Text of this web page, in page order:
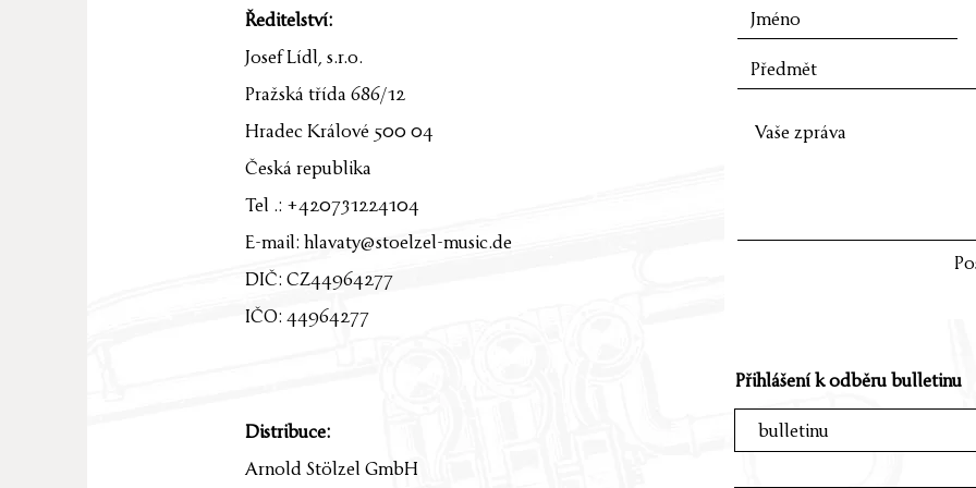
Ředitelství:
Josef Lídl, s.r.o.
Pražská třída 686/12
Hradec Králové 500 04
Česká republika
Tel .: +420731224104
E-mail: hlavaty@stoelzel-music.de
DIČ: CZ44964277
IČO: 44964277
Distribuce:
Arnold Stölzel GmbH
Přihlášení k odběru bulletinu